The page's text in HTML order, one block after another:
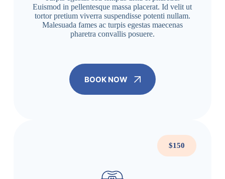
Euismod in pellentesque massa placerat. Id velit ut
tortor pretium viverra suspendisse potenti nullam.
Malesuada fames ac turpis egestas maecenas
pharetra convallis posuere.
BOOK NOW
$150